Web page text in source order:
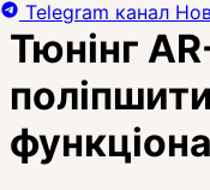
Тюнінг
Telegram канал